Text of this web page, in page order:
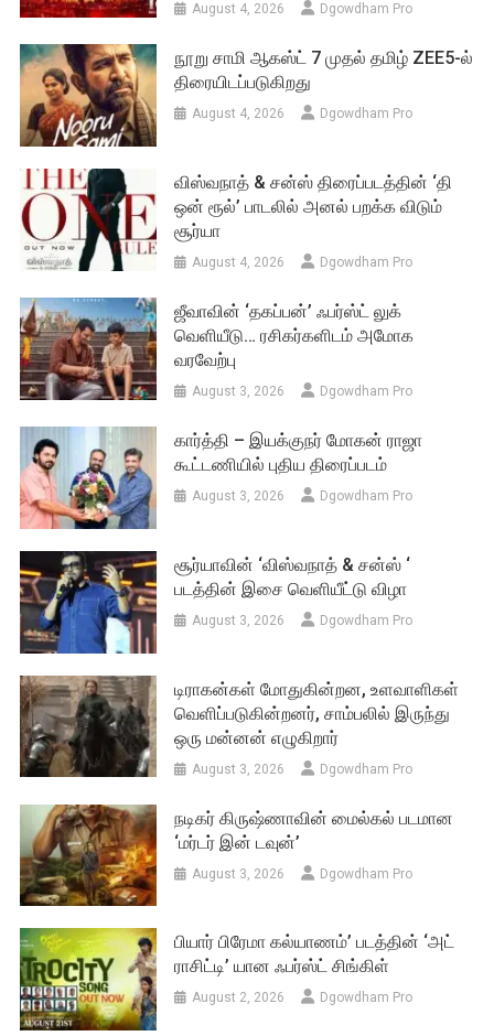
August 4, 2026 Dgowdham Pro
நூறு சாமி ஆகஸ்ட் 7 முதல் தமிழ் ZEE5-ல்
திரையிடப்படுகிறது
August 4, 2026 Dgowdham Pro
விஸ்வநாத் & சன்ஸ் திரைப்படத்தின் ‘தி
ஒன் ரூல்’ பாடலில் அனல் பறக்க விடும்
சூர்யா
August 4, 2026 Dgowdham Pro
ஜீவாவின் ‘தகப்பன்’ ஃபர்ஸ்ட் லுக்
வெளியீடு… ரசிகர்களிடம் அமோக
வரவேற்பு
August 3, 2026 Dgowdham Pro
கார்த்தி – இயக்குநர் மோகன் ராஜா
கூட்டணியில் புதிய திரைப்படம்
August 3, 2026 Dgowdham Pro
சூர்யாவின் ‘விஸ்வநாத் & சன்ஸ் ‘
படத்தின் இசை வெளியீட்டு விழா
August 3, 2026 Dgowdham Pro
டிராகன்கள் மோதுகின்றன, உளவாளிகள்
வெளிப்படுகின்றனர், சாம்பலில் இருந்து
ஒரு மன்னன் எழுகிறார்
August 3, 2026 Dgowdham Pro
நடிகர் கிருஷ்ணாவின் மைல்கல் படமான
‘மர்டர் இன் டவுன்’
August 3, 2026 Dgowdham Pro
பியார் பிரேமா கல்யாணம்’ படத்தின் ‘அட்
ராசிட்டி’ யான ஃபர்ஸ்ட் சிங்கிள்
August 2, 2026 Dgowdham Pro